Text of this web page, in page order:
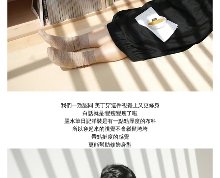
我們一致認同 美丁穿這件視覺上又更修身
白話就是:變瘦變瘦了啦
墨水筆日記洋裝是有一點點厚度的布料
所以穿起來的視覺不會鬆鬆垮垮
帶點挺度的感覺
更能幫助修飾身型